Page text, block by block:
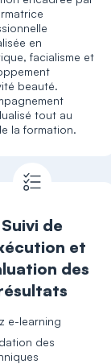
en
facialisme et
beauté.
tout au
la formation.
Suivi de
et
des
e-learning
des